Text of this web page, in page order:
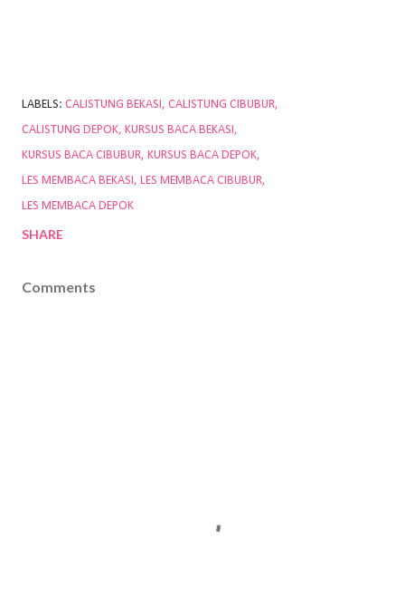
LABELS: CALISTUNG BEKASI
CALISTUNG CIBUBUR
CALISTUNG DEPOK KURSUS BACA BEKASI
KURSUS BACA CIBUBUR KURSUS BACA DEPOK
LES MEMBACA BEKASI
LES MEMBACA CIBUBUR
LES MEMBACA DEPOK
SHARE
Comments